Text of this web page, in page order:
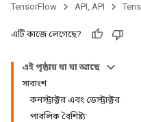
TensorFlow API, API
এটি কাজে লেগেছে?
এই পৃষ্ঠায় যা যা আছে
সারাংশ
কনস্ট্রাক্টর এবং ডেস্ট্রাক্টর
পাবলিক বৈশিষ্ট্য